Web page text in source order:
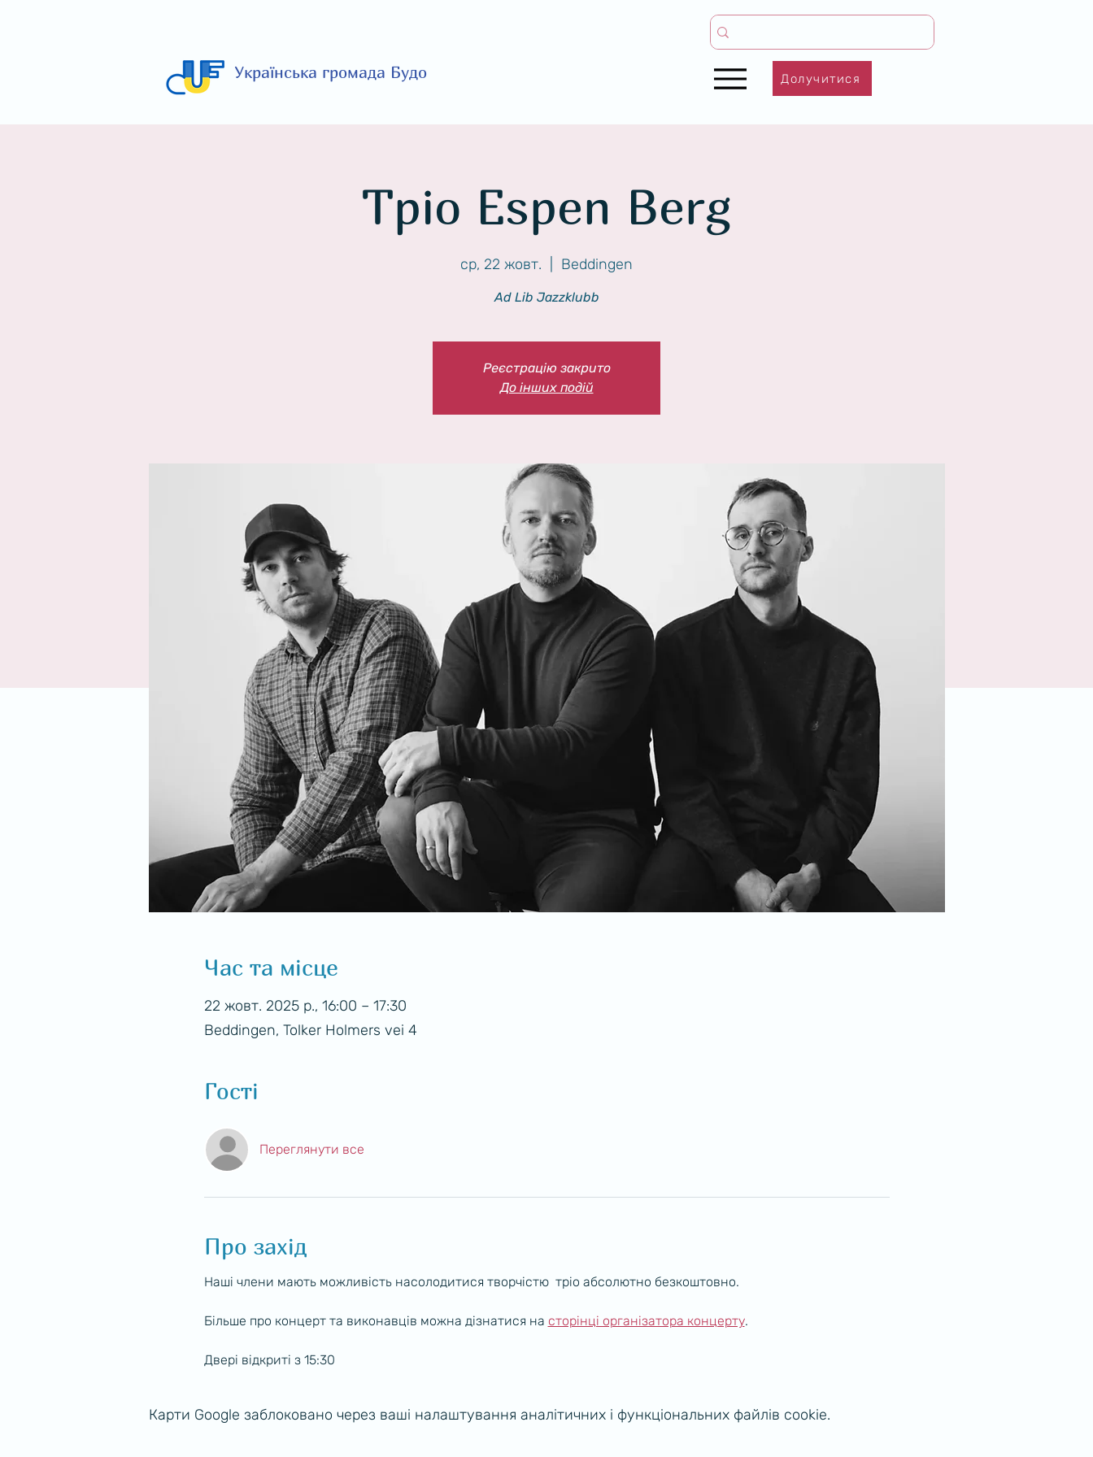
Українська громада Будо Долучитися
Тріо Espen Berg
ср, 22 жовт. Beddingen
Ad Lib Jazzklubb
Реєстрацію закрито
До інших подій
Час та місце
22 жовт. 2025 р., 16:00 – 17:30
Beddingen, Tolker Holmers vei 4
Гості
Переглянути все
Про захід
Наші члени мають можливість насолодитися творчістю  тріо абсолютно безкоштовно.
Більше про концерт та виконавців можна дізнатися на сторінці організатора концерту.
Двері відкриті з 15:30
Карти Google заблоковано через ваші налаштування аналітичних і функціональних файлів cookie.